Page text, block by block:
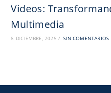
Videos:
Multimedia
8 DICIEMBRE, 2025 / SIN COMENTARIOS